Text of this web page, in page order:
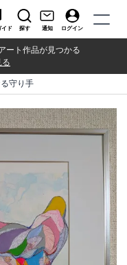
イド 探す 通知 ログイン
ート作品が見つかる
る
守り手